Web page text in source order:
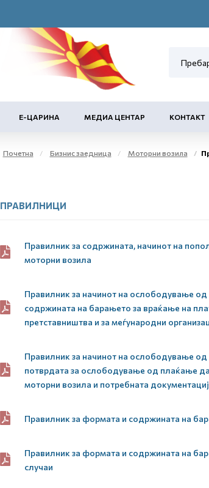
Е-ЦАРИНА МЕДИА ЦЕНТАР КОНТАКТ
Почетна Бизнис заедница Моторни возила
ПРАВИЛНИЦИ
Правилник за содржината, начинот на
моторни возила
Правилник за начинот на ослободување
содржината на барањето за враќање на
претставништва и за меѓународни
Правилник за начинот на ослободување
потврдата за ослободување од плаќање
моторни возила и потребната
Правилник за формата и содржината на
Правилник за формата и содржината на
случаи